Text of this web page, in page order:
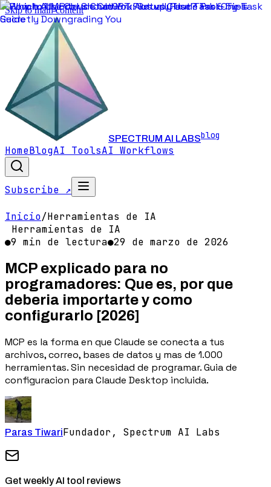
Skip to main content
SPECTRUM AI LABSblog
HomeBlogAI ToolsAI Workflows
Subscribe ↗
Inicio/Herramientas de IA
Herramientas de IA
●9 min de lectura●29 de marzo de 2026
MCP explicado para no
programadores: Que es, por que
deberia importarte y como
configurarlo [2026]
MCP es la forma en que Claude se conecta a tus
archivos, correo, bases de datos y mas de 1.000
herramientas. Sin necesidad de programar. Guia de
configuracion para Claude Desktop incluida.
Paras TiwariFundador, Spectrum AI Labs
Get weekly AI tool reviews